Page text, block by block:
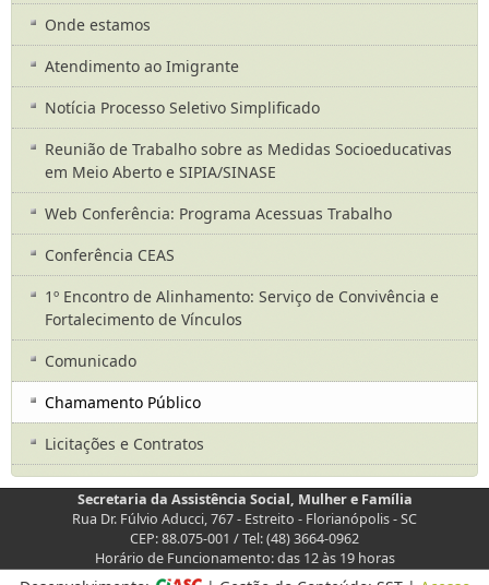
Onde estamos
Atendimento ao Imigrante
Notícia Processo Seletivo Simplificado
Reunião de Trabalho sobre as Medidas Socioeducativas
em Meio Aberto e SIPIA/SINASE
Web Conferência: Programa Acessuas Trabalho
Conferência CEAS
1º Encontro de Alinhamento: Serviço de Convivência e
Fortalecimento de Vínculos
Comunicado
Chamamento Público
Licitações e Contratos
Secretaria da Assistência Social, Mulher e Família
Rua Dr. Fúlvio Aducci, 767 - Estreito - Florianópolis - SC
CEP: 88.075-001 / Tel: (48) 3664-0962
Horário de Funcionamento: das 12 às 19 horas